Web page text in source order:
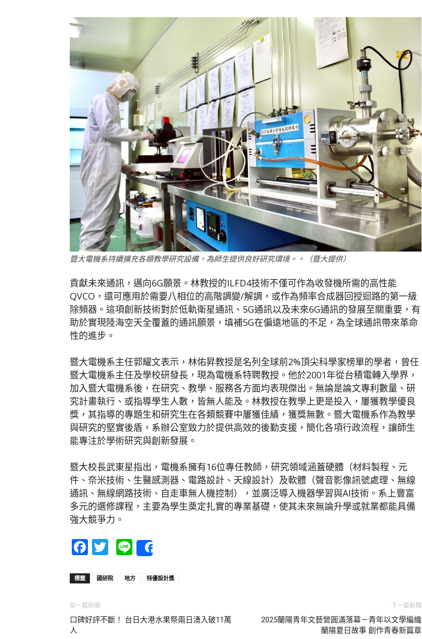
暨大電機系持續擴充各類教學研究設備，為師生提供良好研究環境。。（暨大提供）
貢獻未來通訊，邁向6G願景。林教授的ILFD4技術不僅可作為收發機所需的高性能
QVCO，還可應用於需要八相位的高階調變/解調，或作為頻率合成器回授迴路的第一級
除頻器。這項創新技術對於低軌衛星通訊、5G通訊以及未來6G通訊的發展至關重要，有
助於實現陸海空天全覆蓋的通訊願景，填補5G在偏遠地區的不足，為全球通訊帶來革命
性的進步。
暨大電機系主任郭耀文表示，林佑昇教授是名列全球前2%頂尖科學家榜單的學者，曾任
暨大電機系主任及學校研發長，現為電機系特聘教授。他於2001年從台積電轉入學界，
加入暨大電機系後，在研究、教學、服務各方面均表現傑出。無論是論文專利數量、研
究計畫執行、或指導學生人數，皆無人能及。林教授在教學上更是投入，屢獲教學優良
獎，其指導的專題生和研究生在各類競賽中屢獲佳績，獲獎無數。暨大電機系作為教學
與研究的堅實後盾，系辦公室致力於提供高效的後勤支援，簡化各項行政流程，讓師生
能專注於學術研究與創新發展。
暨大校長武東星指出，電機系擁有16位專任教師，研究領域涵蓋硬體（材料製程、元
件、奈米技術、生醫感測器、電路設計、天線設計）及軟體（聲音影像訊號處理、無線
通訊、無線網路技術、自走車無人機控制），並廣泛導入機器學習與AI技術。系上豐富
多元的選修課程，主要為學生奠定扎實的專業基礎，使其未來無論升學或就業都能具備
強大競爭力。
Facebook
Twitter
Line
標籤 國研院 地方 特優設計獎
前一篇新聞
口碑好評不斷！ 台日大港水果祭兩日湧入破11萬
人
下一篇新聞
2025蘭陽青年文藝營圓滿落幕－青年以文學編織
蘭陽夏日故事 創作青春新篇章